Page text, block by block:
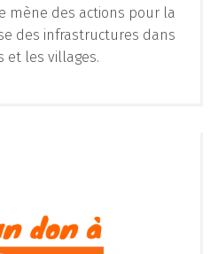
mène des actions pour la
des infrastructures dans
et les villages.